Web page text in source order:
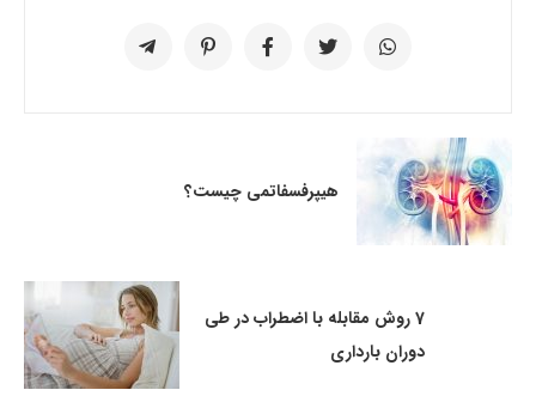
هیپرفسفاتمی چیست؟
7 روش مقابله با اضطراب در طی
دوران بارداری